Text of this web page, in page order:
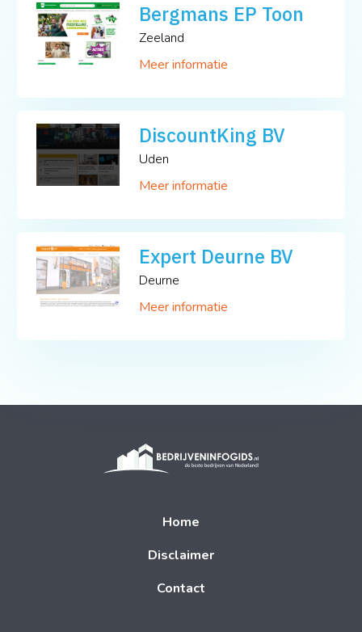
Bergmans EP Toon
Zeeland
Meer informatie
DiscountKing BV
Uden
Meer informatie
Expert Deurne BV
Deurne
Meer informatie
Home
Disclaimer
Contact